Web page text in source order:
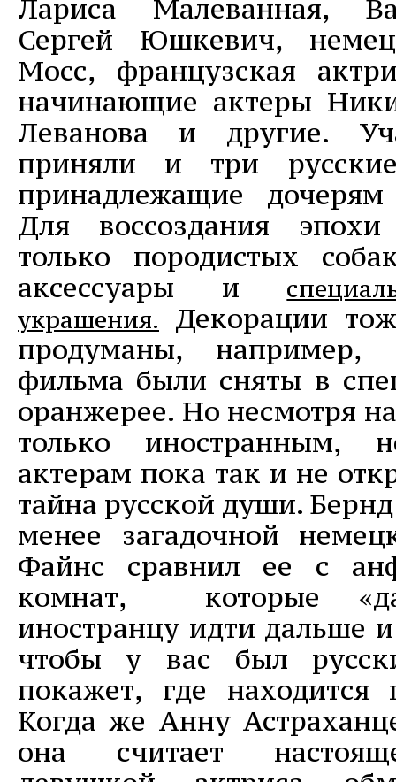
Лариса Малеванная,
Сергей Юшкевич,
Мосс, французская
начинающие актеры
Леванова и другие.
приняли и три
принадлежащие
Для воссоздания
только породистых
аксессуары и
украшения.
Декорации
продуманы, например,
фильма были сняты в
оранжерее. Но несмотря
только иностранным,
актерам пока так и не
тайна русской души.
менее загадочной
Файнс сравнил ее с
комнат, которые
иностранцу идти дальше
чтобы у вас был
покажет, где
Когда же Анну
она считает